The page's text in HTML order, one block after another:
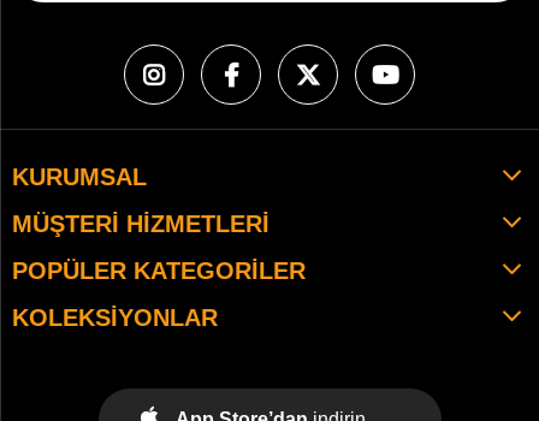
KURUMSAL
MÜŞTERI HIZMETLERI
POPÜLER KATEGORILER
KOLEKSIYONLAR